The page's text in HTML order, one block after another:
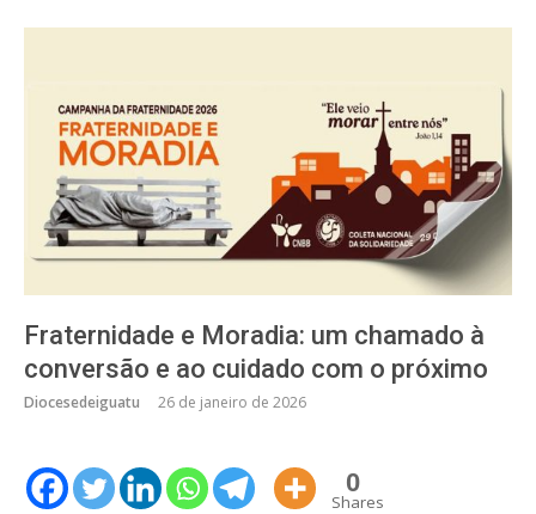
Fraternidade e Moradia: um chamado à
conversão e ao cuidado com o próximo
Diocesedeiguatu 26 de janeiro de 2026
0
Shares